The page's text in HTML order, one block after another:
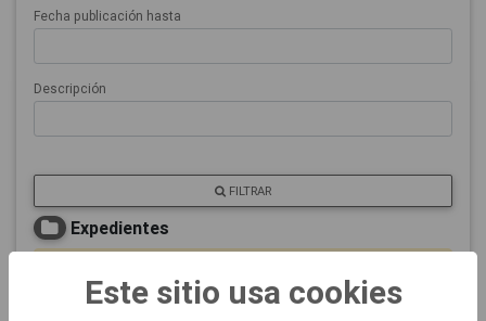
Fecha publicación hasta
Descripción
FILTRAR
Expedientes
Este sitio usa cookies